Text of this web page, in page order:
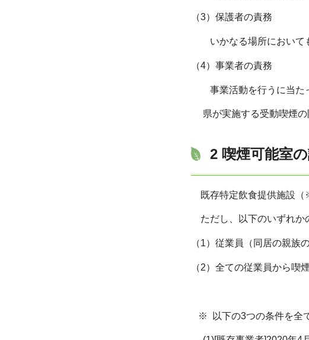
（3）保護者の責務
いかなる場所においても
（4）事業者の責務
事業活動を行うに当たっ
県が実施する受動喫煙の
2 喫煙可能室
既存特定飲食提供施設（
ただし、以下のいずれか
（1）従業員（同居の親族
（2）全ての従業員から喫
※ 以下の3つの条件を全